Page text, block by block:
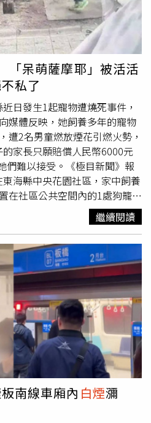
蒂，以免引發火災。
呆萌薩摩耶」被活活
私了
日發生1起寵物遭燒死事件，
媒體反映，她飼養多年的寵物
遭2名男童燃放煙花引燃火勢，
家長只願賠償人民幣6000元
們難以接受。《極目新聞》報
海縣中央花園社區，家中飼養
在社區公共空間內的1處狗籠
內玩炮竹時，將點燃的煙花伸
燃，引發火勢，導致整個籠子
燒死在籠中。飼主提供的監視
分許，2名男孩先後來到狗籠
入籠內，隨後冒出輕微白煙，2
男孩再次返回，點燃煙花後在
著，其中1名男孩離開去追逐
，並驚呼「著火了」。不久
速蔓延，最終將整個籠子吞
。大陸江蘇省連雲港市東海縣近
引發關注。（圖／翻攝自極目
深厚，事件發生後情緒崩潰。
出願意聯合賠償人民幣6000
狗。姜女士與家人無法接受，
組中公開道歉，正視事件的嚴
繼續閱讀
南線車廂內 白煙瀰